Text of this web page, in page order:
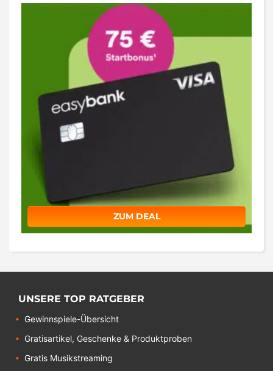
ZUM DEAL
UNSERE TOP RATGEBER
Gewinnspiele-Übersicht
Gratisartikel, Geschenke & Produktproben
Gratis Musikstreaming